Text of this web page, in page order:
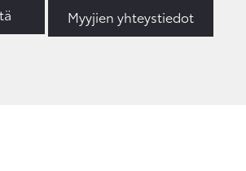
Myyjien yhteystiedot